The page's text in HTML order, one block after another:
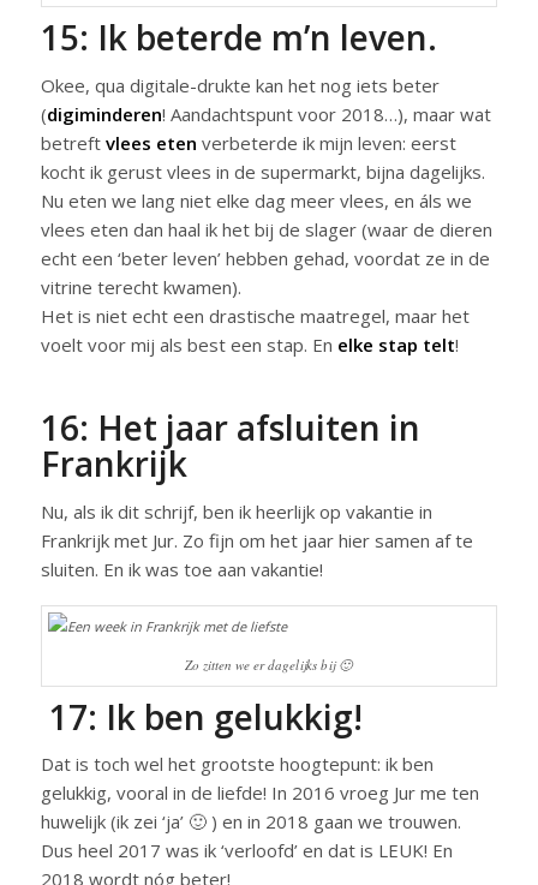
15: Ik beterde m’n leven.
Okee, qua digitale-drukte kan het nog iets beter
(digiminderen! Aandachtspunt voor 2018…), maar wat
betreft vlees eten verbeterde ik mijn leven: eerst
kocht ik gerust vlees in de supermarkt, bijna dagelijks.
Nu eten we lang niet elke dag meer vlees, en áls we
vlees eten dan haal ik het bij de slager (waar de dieren
echt een ‘beter leven’ hebben gehad, voordat ze in de
vitrine terecht kwamen).
Het is niet echt een drastische maatregel, maar het
voelt voor mij als best een stap. En elke stap telt!
16: Het jaar afsluiten in
Frankrijk
Nu, als ik dit schrijf, ben ik heerlijk op vakantie in
Frankrijk met Jur. Zo fijn om het jaar hier samen af te
sluiten. En ik was toe aan vakantie!
Zo zitten we er dagelijks bij 🙂
17: Ik ben gelukkig!
Dat is toch wel het grootste hoogtepunt: ik ben
gelukkig, vooral in de liefde! In 2016 vroeg Jur me ten
huwelijk (ik zei ‘ja’ 🙂 ) en in 2018 gaan we trouwen.
Dus heel 2017 was ik ‘verloofd’ en dat is LEUK! En
2018 wordt nóg beter!